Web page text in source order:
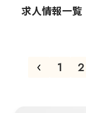
求人情報一覧
1 2